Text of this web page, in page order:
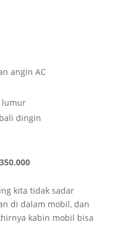
angin AC
lumur
dingin
kita tidak sadar
di dalam mobil, dan
kabin mobil bisa